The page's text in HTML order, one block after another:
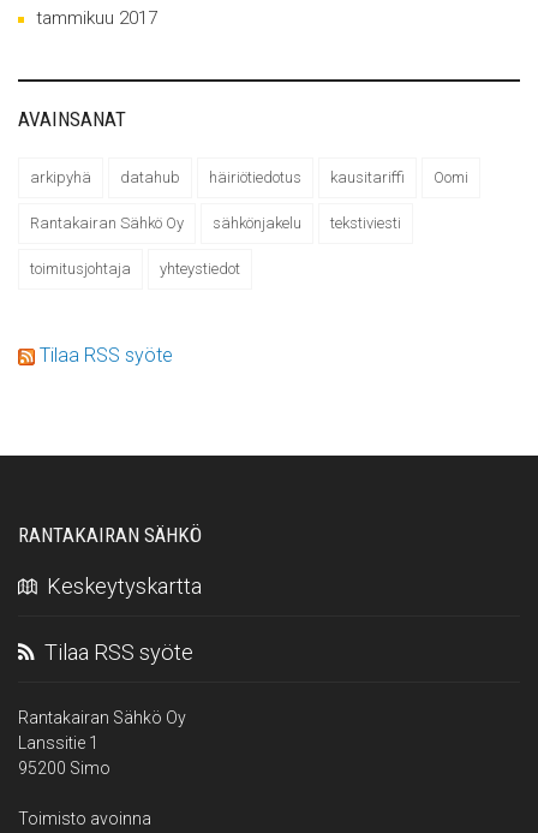
tammikuu 2017
AVAINSANAT
arkipyhä datahub häiriötiedotus kausitariffi Oomi
Rantakairan Sähkö Oy sähkönjakelu tekstiviesti
toimitusjohtaja yhteystiedot
Tilaa RSS syöte
RANTAKAIRAN SÄHKÖ
Keskeytyskartta
Tilaa RSS syöte
Rantakairan Sähkö Oy
Lanssitie 1
95200 Simo
Toimisto avoinna